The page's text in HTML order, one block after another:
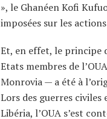
», le Ghanéen Kofi
imposées sur les
Et, en effet, le principe
Etats membres de
Monrovia — a été à
Lors des guerres civiles
Libéria, l’OUA s’est